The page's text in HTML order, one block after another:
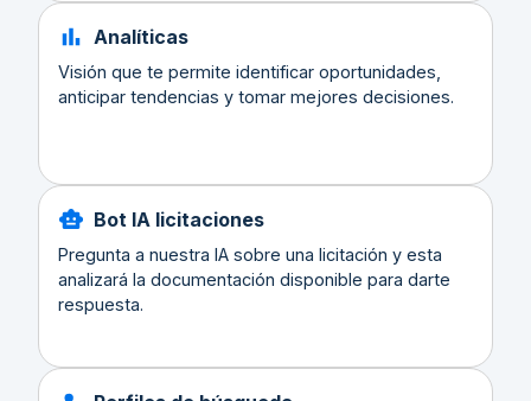
Analíticas
Visión que te permite identificar oportunidades,
anticipar tendencias y tomar mejores decisiones.
Bot IA licitaciones
Pregunta a nuestra IA sobre una licitación y esta
analizará la documentación disponible para darte
respuesta.